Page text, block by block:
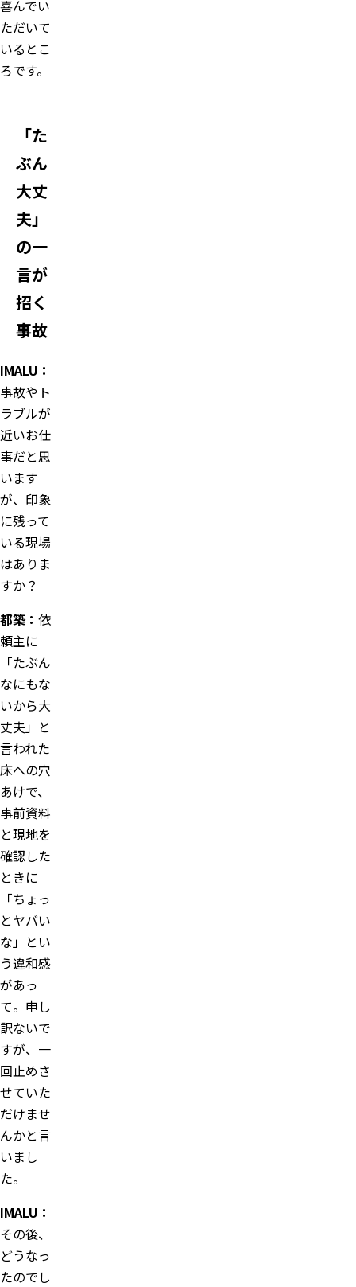
喜んでい
ただいて
いるとこ
ろです。
「た
ぶん
大丈
夫」
の一
言が
招く
事故
IMALU：
事故やト
ラブルが
近いお仕
事だと思
います
が、印象
に残って
いる現場
はありま
すか？
都築： 依
頼主に
「たぶん
なにもな
いから大
丈夫」と
言われた
床への穴
あけで、
事前資料
と現地を
確認した
ときに
「ちょっ
とヤバい
な」とい
う違和感
があっ
て。申し
訳ないで
すが、一
回止めさ
せていた
だけませ
んかと言
いまし
た。
IMALU：
その後、
どうなっ
たのでし